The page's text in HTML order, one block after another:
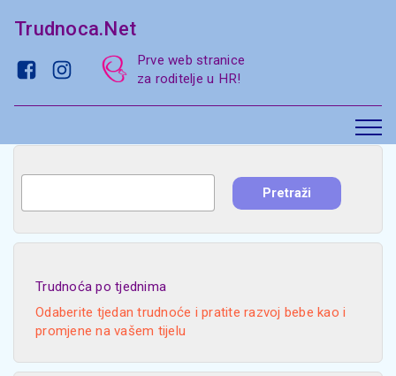
Trudnoca.Net
Prve web stranice
za roditelje u HR!
Trudnoća po tjednima
Odaberite tjedan trudnoće i pratite razvoj bebe kao i
promjene na vašem tijelu